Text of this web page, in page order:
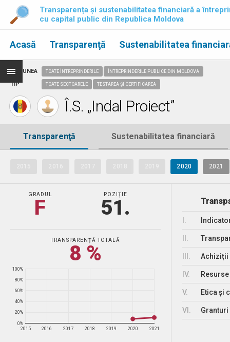
Transparența și sustenabilitatea financiară a
cu capital public din Republica Moldova
Acasă Transparenţă Sustenabilitatea
REGIUNEA
TIP
TOATE ÎNTREPRINDERILE ÎNTREPRINDERILE PUBLICE DIN MOLDOVA
TOATE SECTOARELE TESTAREA ȘI CERTIFICAREA
Î.S. „Indal Proiect”
Transparenţă Sustenabilitatea financiară
2020 2021
GRADUL
F
POZIȚIE
51.
TRANSPARENȚĂ TOTALĂ
8 %
2015 2016 2017 2018 2019 2020 2021
0%
20%
40%
60%
80%
100%
Achiziții
IV.
V. Etica și
VI.